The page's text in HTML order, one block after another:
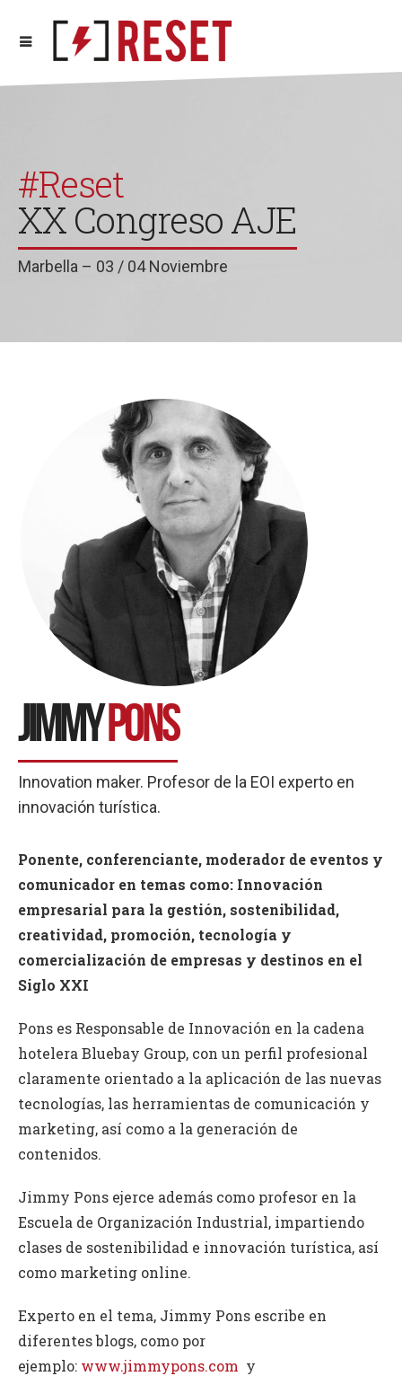
#Reset
XX Congreso AJE
Marbella – 03 / 04 Noviembre
JimmyPons
Innovation maker. Profesor de la EOI experto en
innovación turística.
Ponente, conferenciante, moderador de eventos y
comunicador en temas como: Innovación
empresarial para la gestión, sostenibilidad,
creatividad, promoción, tecnología y
comercialización de empresas y destinos en el
Siglo XXI
Pons es Responsable de Innovación en la cadena
hotelera Bluebay Group, con un perfil profesional
claramente orientado a la aplicación de las nuevas
tecnologías, las herramientas de comunicación y
marketing, así como a la generación de
contenidos.
Jimmy Pons ejerce además como profesor en la
Escuela de Organización Industrial, impartiendo
clases de sostenibilidad e innovación turística, así
como marketing online.
Experto en el tema, Jimmy Pons escribe en
diferentes blogs, como por
ejemplo: www.jimmypons.com y